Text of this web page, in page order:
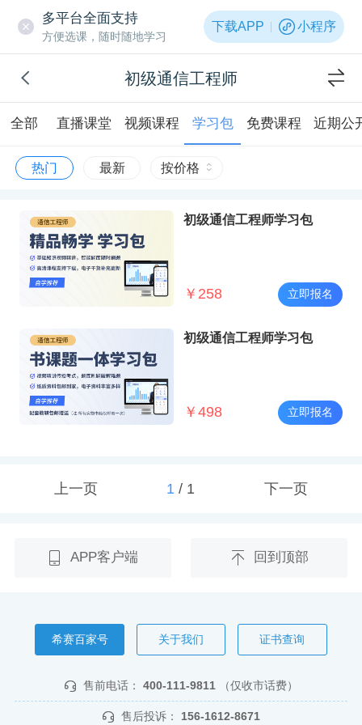
多平台全面支持
方便选课，随时随地学习
下载APP 小程序
初级通信工程师
全部 直播课堂 视频课程 学习包 免费课程 近期公
热门 最新 按价格
初级通信工程师学习包
￥ 258 立即报名
初级通信工程师学习包
￥ 498 立即报名
上一页 1/ 1 下一页
APP客户端 回到顶部
希赛百家号 关于我们 证书查询
售前电话： 400-111-9811 （仅收市话费）
售后投诉： 156-1612-8671